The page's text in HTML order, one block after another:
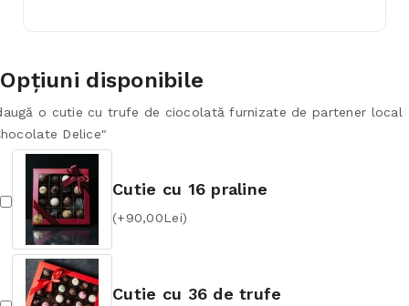
Opţiuni disponibile
o cutie cu trufe de ciocolată furnizate de partener local
Delice"
Cutie cu 16 praline
(+90,00Lei)
Cutie cu 36 de trufe